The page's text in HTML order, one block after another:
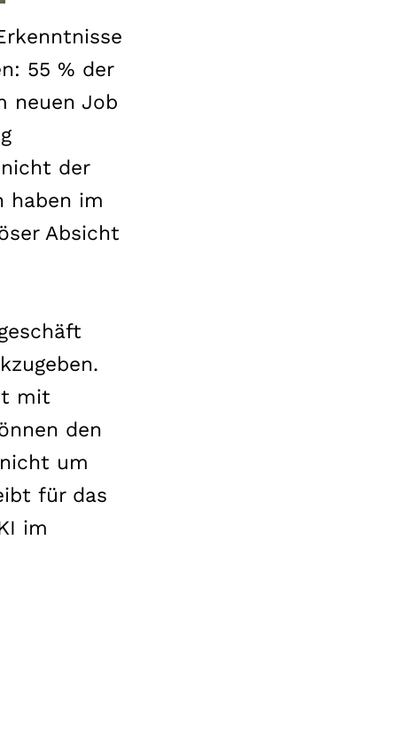
55 % der
neuen Job
der
haben im
Absicht
mit
den
um
für das
im